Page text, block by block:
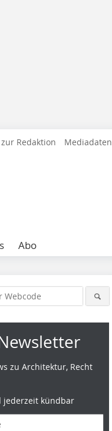
Redaktion Mediadaten
Abo
zu Architektur, Recht
jederzeit kündbar